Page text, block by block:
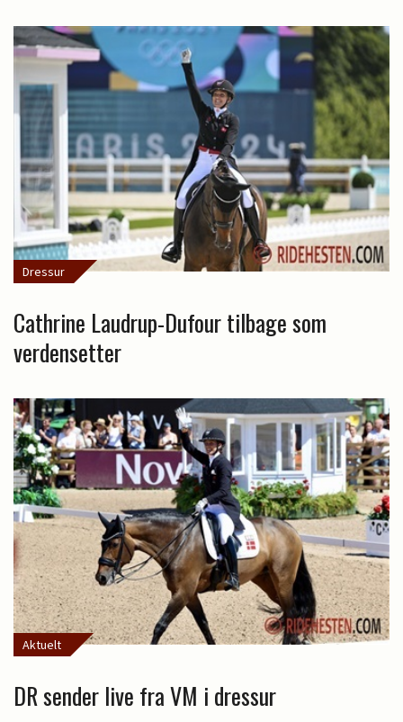
Dressur
Cathrine Laudrup-Dufour tilbage som
verdensetter
Aktuelt
DR sender live fra VM i dressur